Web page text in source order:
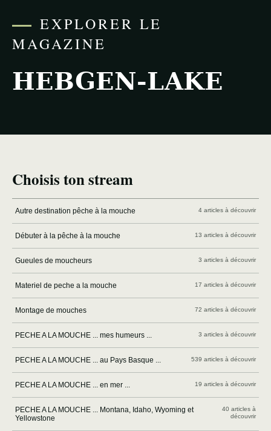
EXPLORER LE
MAGAZINE
HEBGEN-LAKE
Choisis ton stream
Autre destination pêche à la mouche 4 articles à découvrir
Débuter à la pêche à la mouche 13 articles à découvrir
Gueules de moucheurs 3 articles à découvrir
Materiel de peche a la mouche 17 articles à découvrir
Montage de mouches 72 articles à découvrir
PECHE A LA MOUCHE ... mes humeurs ... 3 articles à découvrir
PECHE A LA MOUCHE ... au Pays Basque ... 539 articles à découvrir
PECHE A LA MOUCHE ... en mer ... 19 articles à découvrir
PECHE A LA MOUCHE ... Montana, Idaho, Wyoming et
Yellowstone
40 articles à
découvrir